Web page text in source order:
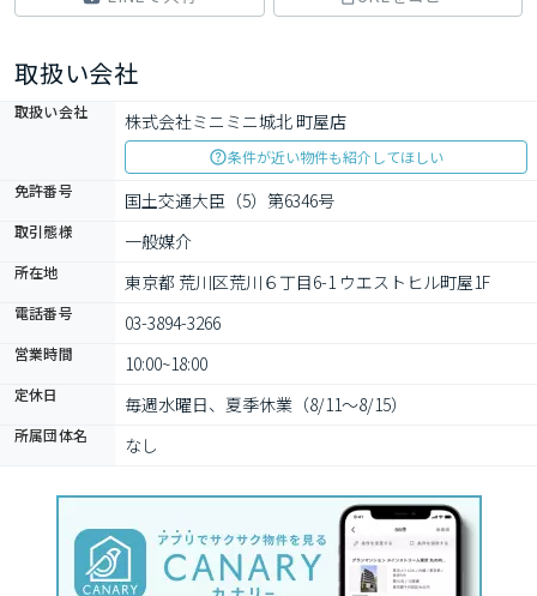
取扱い会社
取扱い会社 株式会社ミニミニ城北 町屋店
条件が近い物件も紹介してほしい
免許番号
国土交通大臣（5）第6346号
取引態様 一般媒介
所在地 東京都 荒川区荒川６丁目6-1 ウエストヒル町屋1F
電話番号 03-3894-3266
営業時間 10:00~18:00
定休日 毎週水曜日、夏季休業（8/11～8/15）
所属団体名 なし